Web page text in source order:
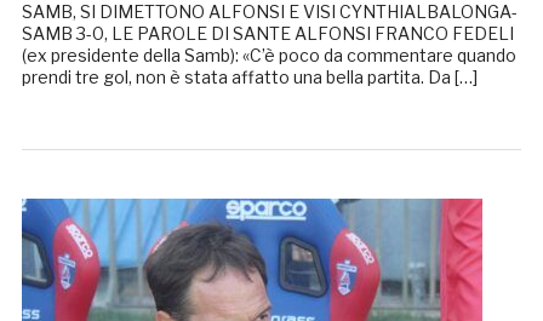
SAMB, SI DIMETTONO ALFONSI E VISI CYNTHIALBALONGA-
SAMB 3-0, LE PAROLE DI SANTE ALFONSI FRANCO FEDELI
(ex presidente della Samb): «C’è poco da commentare quando
prendi tre gol, non è stata affatto una bella partita. Da […]